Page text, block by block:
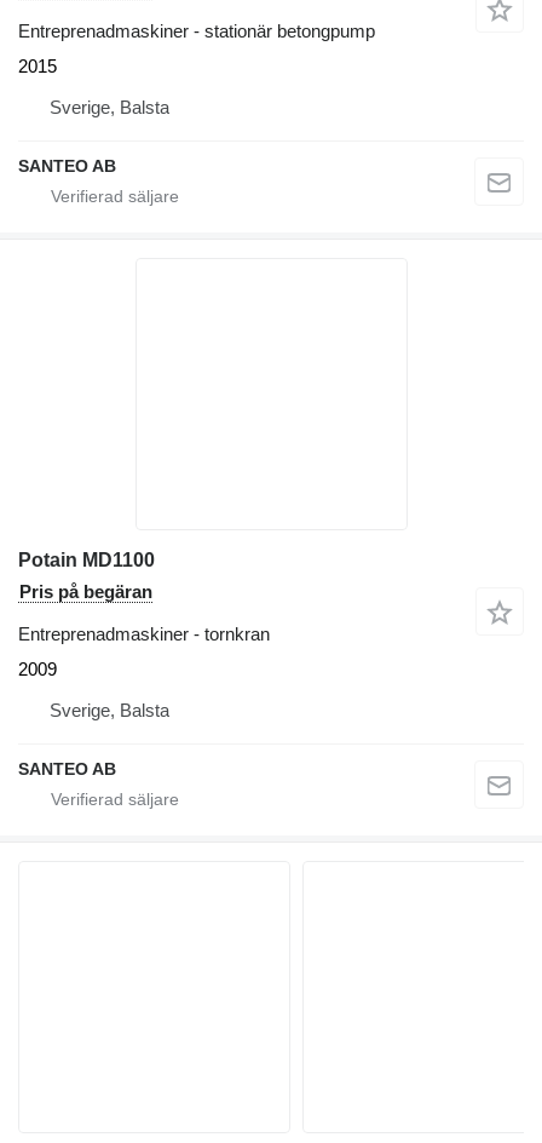
Entreprenadmaskiner - stationär betongpump
2015
Sverige, Balsta
SANTEO AB
Potain MD1100
Pris på begäran
Entreprenadmaskiner - tornkran
2009
Sverige, Balsta
SANTEO AB